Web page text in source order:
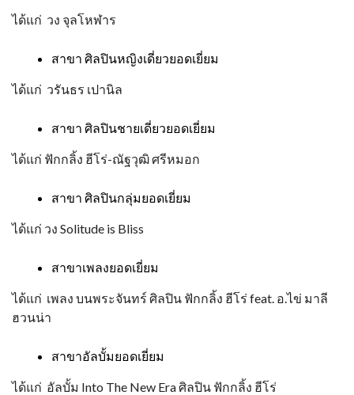
ได้แก่ วง จุลโหฬาร
สาขา ศิลปินหญิงเดี่ยวยอดเยี่ยม
ได้แก่ วรันธร เปานิล
สาขา ศิลปินชายเดี่ยวยอดเยี่ยม
ได้แก่ ฟักกลิ้ง ฮีโร่-ณัฐวุฒิ ศรีหมอก
สาขา ศิลปินกลุ่มยอดเยี่ยม
ได้แก่ วง Solitude is Bliss
สาขาเพลงยอดเยี่ยม
ได้แก่ เพลง บนพระจันทร์ ศิลปิน ฟักกลิ้ง ฮีโร่ feat. อ.ไข่ มาลี
ฮวนน่า
สาขาอัลบั้มยอดเยี่ยม
ได้แก่ อัลบั้ม Into The New Era ศิลปิน ฟักกลิ้ง ฮีโร่